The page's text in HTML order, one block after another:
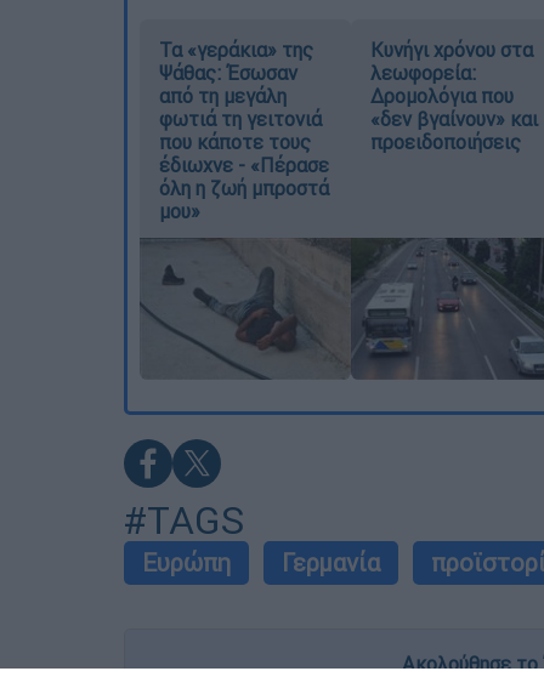
Τα «γεράκια» της
Ψάθας: Έσωσαν
από τη μεγάλη
φωτιά τη γειτονιά
που κάποτε τους
έδιωχνε - «Πέρασε
όλη η ζωή μπροστά
μου»
Κυνήγι χρόνου στα
λεωφορεία:
Δρομολόγια που
«δεν βγαίνουν» και
προειδοποιήσεις
#TAGS
Ευρώπη Γερμανία
Ακολούθησε το